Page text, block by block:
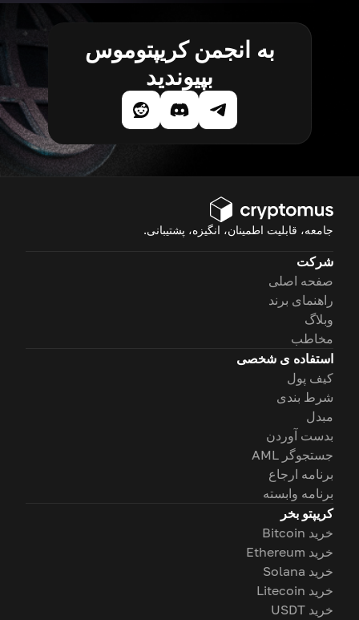
به انجمن کریپتوموس
بپیوندید
جامعه، قابلیت اطمینان، انگیزه، پشتیبانی.
شرکت
صفحه اصلی
راهنمای برند
وبلاگ
مخاطب
استفاده ی شخصی
کیف پول
شرط بندی
مبدل
بدست آوردن
جستجوگر AML
برنامه ارجاع
برنامه وابسته
کریپتو بخر
خرید Bitcoin
خرید Ethereum
خرید Solana
خرید Litecoin
خرید USDT